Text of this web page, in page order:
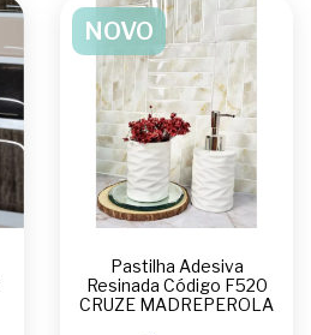
NOVO
Pastilha Adesiva
Resinada Código F520
CRUZE MADREPEROLA